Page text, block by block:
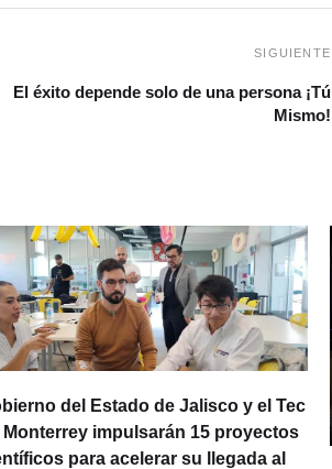
El éxito depende solo de una persona ¡Tú
Mismo!
del Estado de Jalisco y el Tec
Monterrey impulsarán 15 proyectos
para acelerar su llegada al